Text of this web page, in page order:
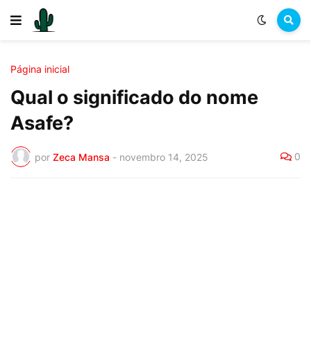
Página inicial
Qual o significado do nome
Asafe?
por Zeca Mansa - novembro 14, 2025 0